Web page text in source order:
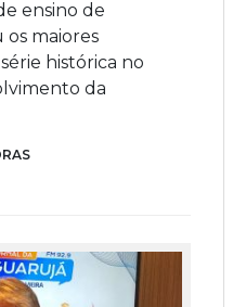
ensino de
maiores
histórica no
da